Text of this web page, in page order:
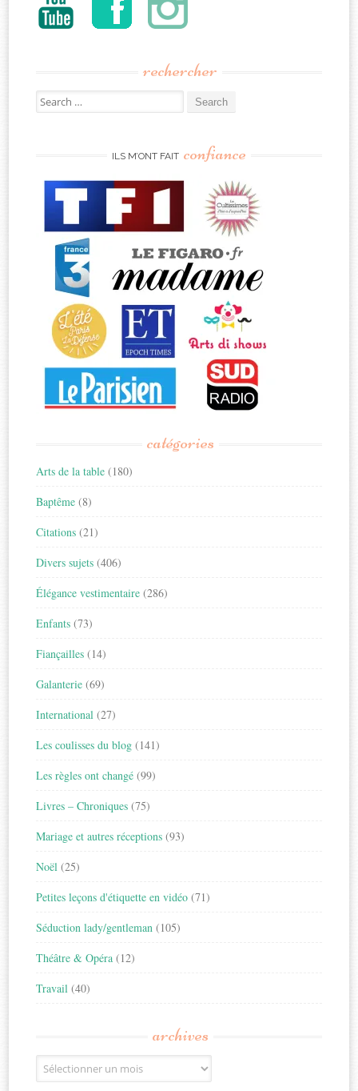
rechercher
Search
for:
ILS M’ONT FAIT confiance
catégories
Arts de la table (180)
Baptême (8)
Citations (21)
Divers sujets (406)
Élégance vestimentaire (286)
Enfants (73)
Fiançailles (14)
Galanterie (69)
International (27)
Les coulisses du blog (141)
Les règles ont changé (99)
Livres – Chroniques (75)
Mariage et autres réceptions (93)
Noël (25)
Petites leçons d'étiquette en vidéo (71)
Séduction lady/gentleman (105)
Théâtre & Opéra (12)
Travail (40)
archives
Archives